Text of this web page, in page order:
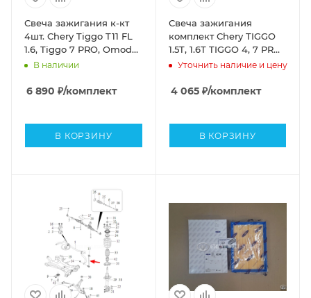
Свеча зажигания к-кт
4шт. Chery Tiggo T11 FL
1.6, Tiggo 7 PRO, Omoda
S5 (ОРИГИНАЛ TORCH
В наличии
6 890 ₽/комплект
В КОРЗИНУ
Свеча зажигания
комплект Chery TIGGO
1.5T, 1.6T TIGGO 4, 7 PRO,
8 PRO, EXEED TXL,
Уточнить наличие и цену
4 065₽/комплект
В КОРЗИНУ